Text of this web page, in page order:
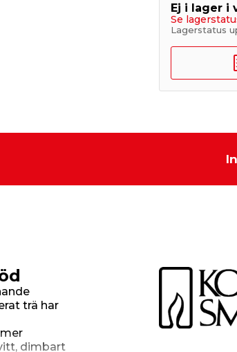
Ej i lager i
Se
Lagerstatus
trä har
dimbart